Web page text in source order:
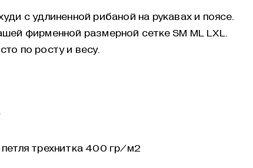
с удлиненной рибаной на рукавах и поясе.
фирменной размерной сетке SM ML LXL.
по росту и весу.
петля трехнитка 400 гр/м2